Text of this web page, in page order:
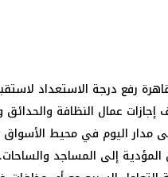
رفع درجة الاستعداد
إجازات عمال النظافة
مدار اليوم في محيط الأسواق
المؤدية إلى المساجد والساحات.